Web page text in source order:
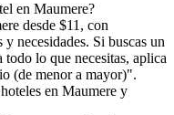
en Maumere?
desde $11, con
necesidades. Si buscas un
todo lo que necesitas, aplica
(de menor a mayor)".
en Maumere y